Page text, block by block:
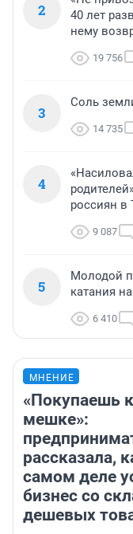
2
40 лет
нему
19 756
3
Соль
14 735
4
россиян в
9 087
5
Молодой
катания
6 410
МНЕНИЕ
«Покупаешь
мешке»:
рассказала,
самом деле
бизнес со
дешевых